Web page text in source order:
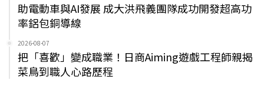
助電動車與AI發展 成大洪飛義團隊成功開發超高功
率鋁包銅導線
2026-08-07
把「喜歡」變成職業！日商Aiming遊戲工程師親揭
菜鳥到職人心路歷程